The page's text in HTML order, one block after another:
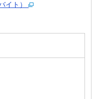
イト）